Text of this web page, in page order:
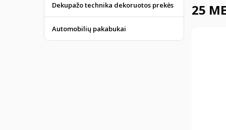
25
Dekupažo technika dekoruotos prekės
Automobilių pakabukai